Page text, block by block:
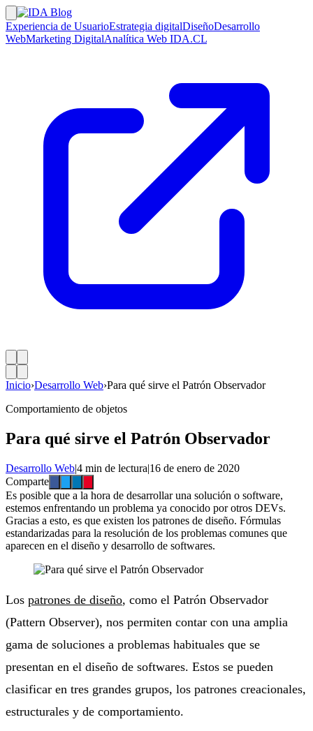
Experiencia de UsuarioEstrategia digitalDiseñoDesarrollo
WebMarketing DigitalAnalítica Web IDA.CL
Inicio›Desarrollo Web›Para qué sirve el Patrón Observador
Comportamiento de objetos
Para qué sirve el Patrón Observador
Desarrollo Web|4 min de lectura|16 de enero de 2020
Comparte
Es posible que a la hora de desarrollar una solución o software,
estemos enfrentando un problema ya conocido por otros DEVs.
Gracias a esto, es que existen los patrones de diseño. Fórmulas
estandarizadas para la resolución de los problemas comunes que
aparecen en el diseño y desarrollo de softwares.
Los patrones de diseño, como el Patrón Observador
(Pattern Observer), nos permiten contar con una amplia
gama de soluciones a problemas habituales que se
presentan en el diseño de softwares. Estos se pueden
clasificar en tres grandes grupos, los patrones creacionales,
estructurales y de comportamiento.